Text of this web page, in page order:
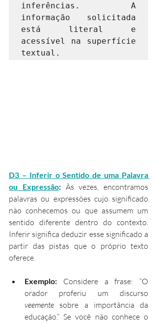
inferências. A
informação solicitada
está literal e
acessível na superfície
textual.
D3 – Inferir o Sentido de uma Palavra
ou Expressão: Às vezes, encontramos
palavras ou expressões cujo significado
não conhecemos ou que assumem um
sentido diferente dentro do contexto.
Inferir significa deduzir esse significado a
partir das pistas que o próprio texto
oferece.
Exemplo: Considere a frase: “O
veemente sobre a importância da
educação.” Se você não conhece o